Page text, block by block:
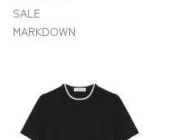
SALE
MARKDOWN